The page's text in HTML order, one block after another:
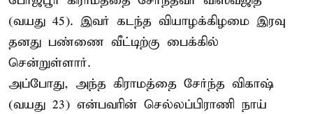
(வயது 45). இவர் கடந்த வியாழக்கிழமை இரவு
தனது பண்ணை வீட்டிற்கு பைக்கில்
சென்றுள்ளார்.
அப்போது, அந்த கிராமத்தை சேர்ந்த விகாஷ்
(வயது 23) என்பவரின் செல்லப்பிராணி நாய்